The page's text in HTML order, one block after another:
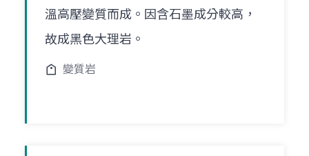
溫高壓變質而成。因含石墨成分較高，
故成黑色大理岩。
變質岩